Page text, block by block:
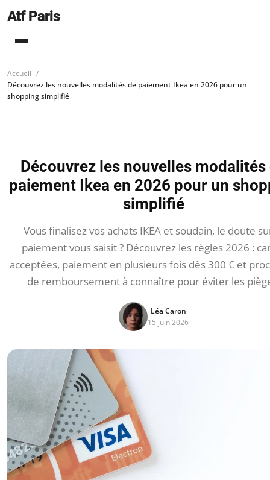
Atf Paris
Accueil
Découvrez les nouvelles modalités de paiement Ikea en 2026 pour un
shopping simplifié
Découvrez les nouvelles modalités
paiement Ikea en 2026 pour un
simplifié
Vous finalisez vos achats IKEA et soudain, le doute
paiement vous saisit ? Découvrez les règles 2026 :
acceptées, paiement en plusieurs fois dès 300 € et
de remboursement à connaître pour éviter les
Léa Caron
15 juin 2026